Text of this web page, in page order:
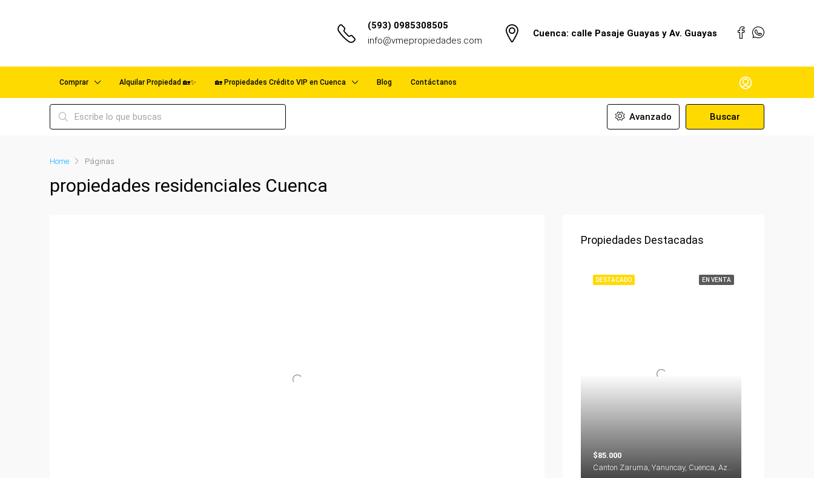
(593) 0985308505
info@vmepropiedades.com
Cuenca: calle Pasaje Guayas y Av. Guayas
Comprar Alquilar Propiedad 🏡✨ 🏡 Propiedades Crédito VIP en Cuenca Blog Contáctanos
Avanzado Buscar
Home Páginas
propiedades residenciales Cuenca
Propiedades Destacadas
EN VENTA
DESTACADO
$85.000
Canton Zaruma, Yanuncay, Cuenca, Azuay, 010116, Ecuador